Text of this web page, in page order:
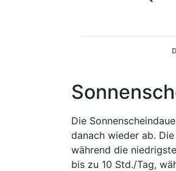
Die
danach wieder ab.
während die
bis zu 10 Std./Tag,